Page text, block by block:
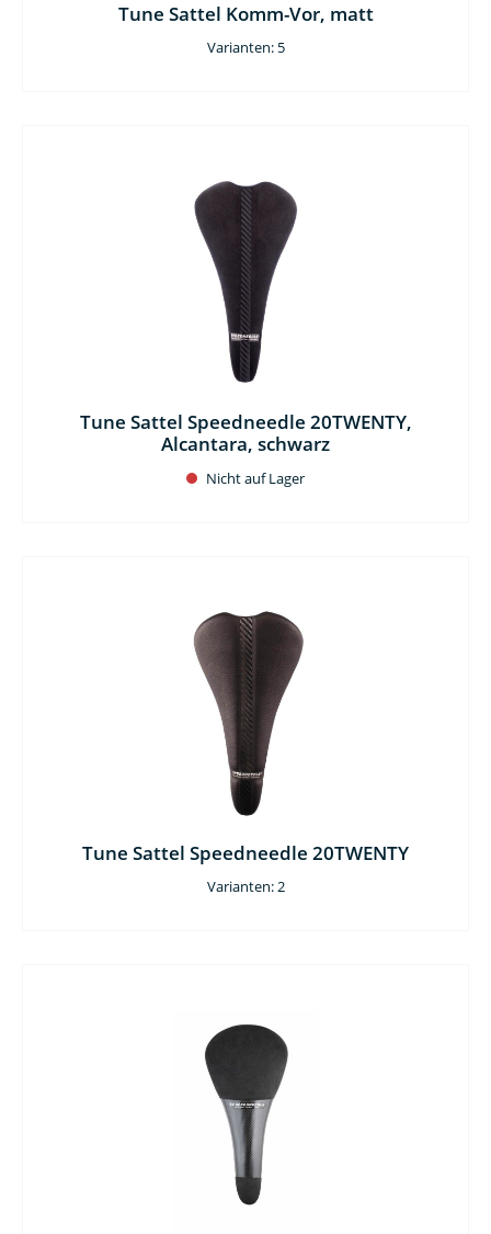
Tune Sattel Komm-Vor, matt
Varianten: 5
Tune Sattel Speedneedle 20TWENTY,
Alcantara, schwarz
Nicht auf Lager
Tune Sattel Speedneedle 20TWENTY
Varianten: 2